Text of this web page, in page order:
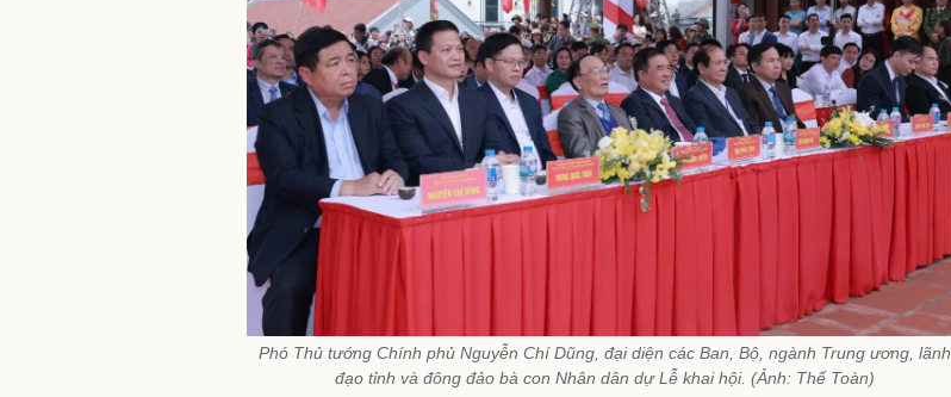
Phó Thủ tướng Chính phủ Nguyễn Chí Dũng, đại diện các Ban, Bộ, ngành Trung ương, lãnh
đạo tỉnh và đông đảo bà con Nhân dân dự Lễ khai hội. (Ảnh: Thế Toàn)